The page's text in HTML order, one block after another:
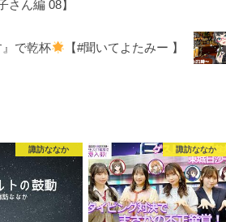
さん編 08】
』で乾杯 【#聞いてよたみー 】
諏訪ななか 諏訪ななか